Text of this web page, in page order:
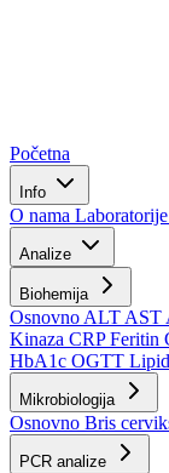
Početna
Info
O nama Laboratorije
Analize
Biohemija
Osnovno ALT AST
Kinaza CRPFeritin
HbA1c OGTT
Mikrobiologija
Osnovno Bris
PCR analize